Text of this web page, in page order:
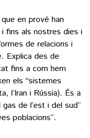
en prové han
fins als nostres dies i
de relacions i
Explica des de
fins a com hem
els “sistemes
l’Iran i Rússia). És a
de l’est i del sud”
poblacions”.